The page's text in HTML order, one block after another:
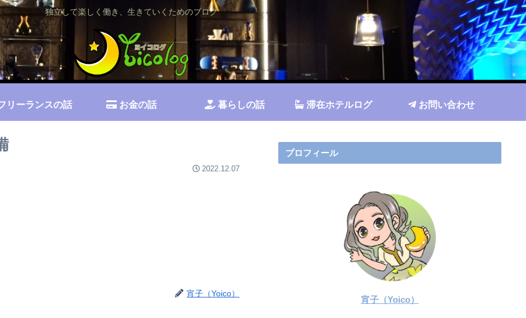
独立して楽しく働き、生きていくためのブログ
リーランスの話 お金の話 暮らしの話 滞在ホテルログ お問い合わせ
2022.12.07
宵子（Yoico）
プロフィール
宵子（Yoico）